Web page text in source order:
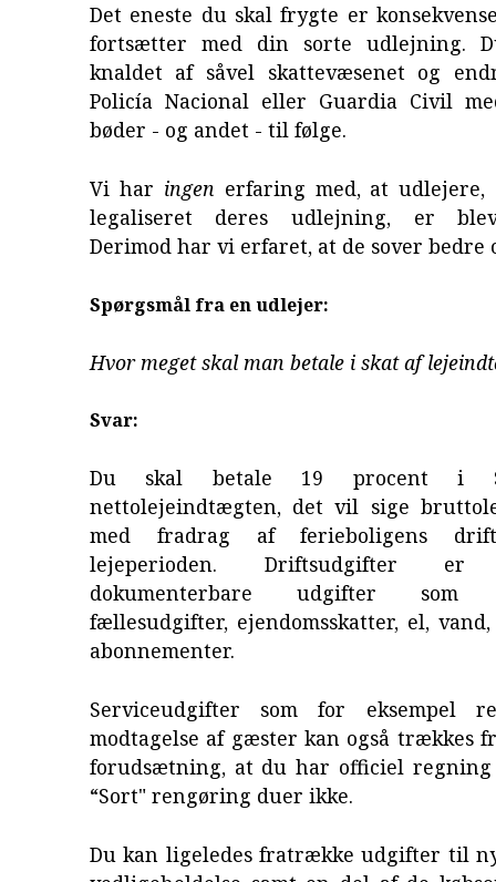
Det eneste du skal frygte er
fortsætter med din sorte udlejning.
knaldet af såvel skattevæsenet og
Policía Nacional eller Guardia Civil
bøder - og andet - til følge.
Vi har ingen erfaring med, at
legaliseret deres udlejning, er
Derimod har vi erfaret, at de sover bedre
Spørgsmål fra en udlejer:
Hvor meget skal man betale i skat af
Svar:
Du skal betale 19 procent i
nettolejeindtægten, det vil sige
med fradrag af ferieboligens
lejeperioden. Driftsudgifter
dokumenterbare udgifter som
fællesudgifter, ejendomsskatter, el,
abonnementer.
Serviceudgifter som for eksempel
modtagelse af gæster kan også trækkes
forudsætning, at du har officiel regning
“Sort" rengøring duer ikke.
Du kan ligeledes fratrække udgifter til